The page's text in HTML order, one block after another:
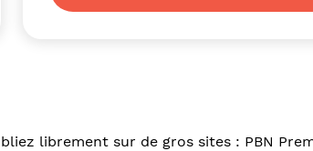
librement sur de gros sites : PBN